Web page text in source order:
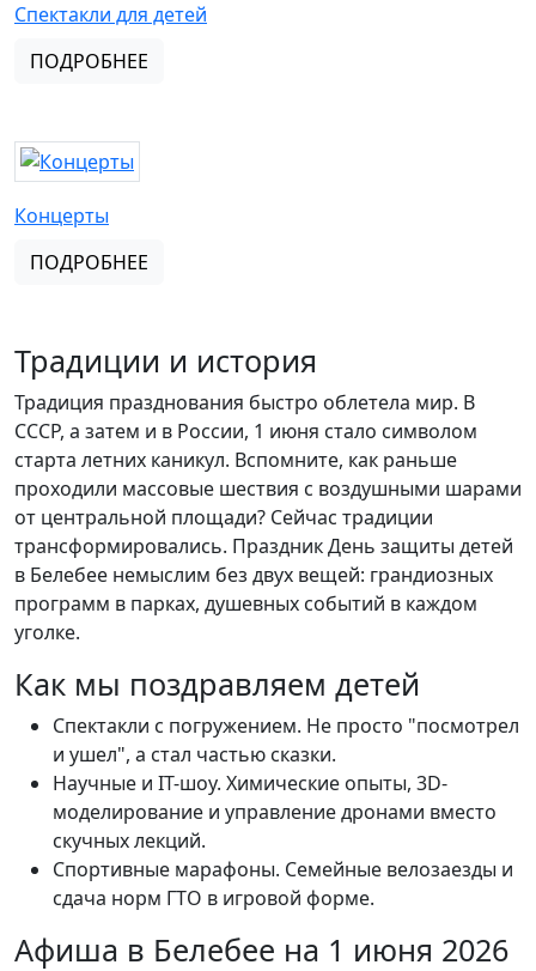
Спектакли для детей
ПОДРОБНЕЕ
Концерты
ПОДРОБНЕЕ
Традиции и история
Традиция празднования быстро облетела мир. В
СССР, а затем и в России, 1 июня стало символом
старта летних каникул. Вспомните, как раньше
проходили массовые шествия с воздушными шарами
от центральной площади? Сейчас традиции
трансформировались. Праздник День защиты детей
в Белебее немыслим без двух вещей: грандиозных
программ в парках, душевных событий в каждом
уголке.
Как мы поздравляем детей
Спектакли с погружением. Не просто "посмотрел
и ушел", а стал частью сказки.
Научные и IT-шоу. Химические опыты, 3D-
моделирование и управление дронами вместо
скучных лекций.
Спортивные марафоны. Семейные велозаезды и
сдача норм ГТО в игровой форме.
Афиша в Белебее на 1 июня 2026